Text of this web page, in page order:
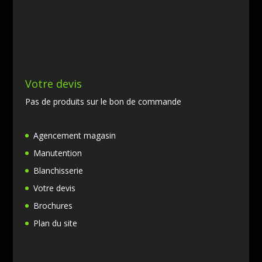
Votre devis
Pas de produits sur le bon de commande
Agencement magasin
Manutention
Blanchisserie
Votre devis
Brochures
Plan du site